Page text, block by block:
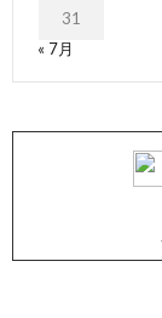
31
« 7月